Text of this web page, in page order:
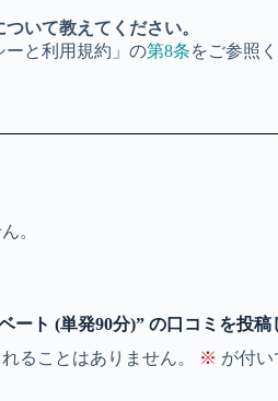
いて教えてください。
ーと利用規約」の第8条をご参照
。
ート (単発90分)” の口コミを投稿
ることはありません。
※ が付